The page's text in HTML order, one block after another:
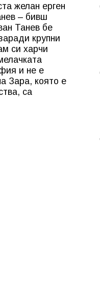
желан ерген
– бивш
Танев бе
крупни
си харчи
и не е
Зара, която е
са